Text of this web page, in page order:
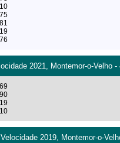
2021, Montemor-o-Velho
2019, Montemor-o-